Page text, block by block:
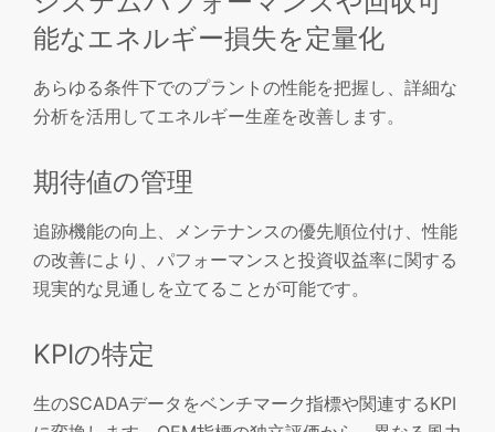
能なエネルギー損失を定量化
あらゆる条件下でのプラントの性能を把握し、詳細な
分析を活用してエネルギー生産を改善します。
期待値の管理
追跡機能の向上、メンテナンスの優先順位付け、性能
の改善により、パフォーマンスと投資収益率に関する
現実的な見通しを立てることが可能です。
KPIの特定
生のSCADAデータをベンチマーク指標や関連するKPI